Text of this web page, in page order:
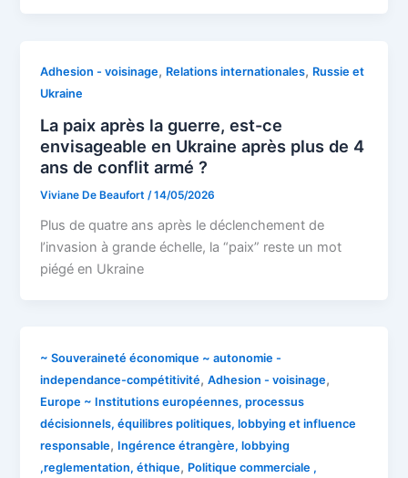
Adhesion - voisinage, Relations internationales, Russie et
Ukraine
La paix après la guerre, est-ce
envisageable en Ukraine après plus de 4
ans de conflit armé ?
Viviane De Beaufort/14/05/2026
Plus de quatre ans après le déclenchement de
l’invasion à grande échelle, la “paix” reste un mot
piégé en Ukraine
~ Souveraineté économique ~ autonomie -
independance-compétitivité,Adhesion - voisinage,
Europe ~ Institutions européennes, processus
décisionnels, équilibres politiques, lobbying et influence
responsable, Ingérence étrangère, lobbying
,reglementation, éthique, Politique commerciale ,